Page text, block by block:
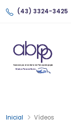
(43) 3324-3425
Inicial Vídeos